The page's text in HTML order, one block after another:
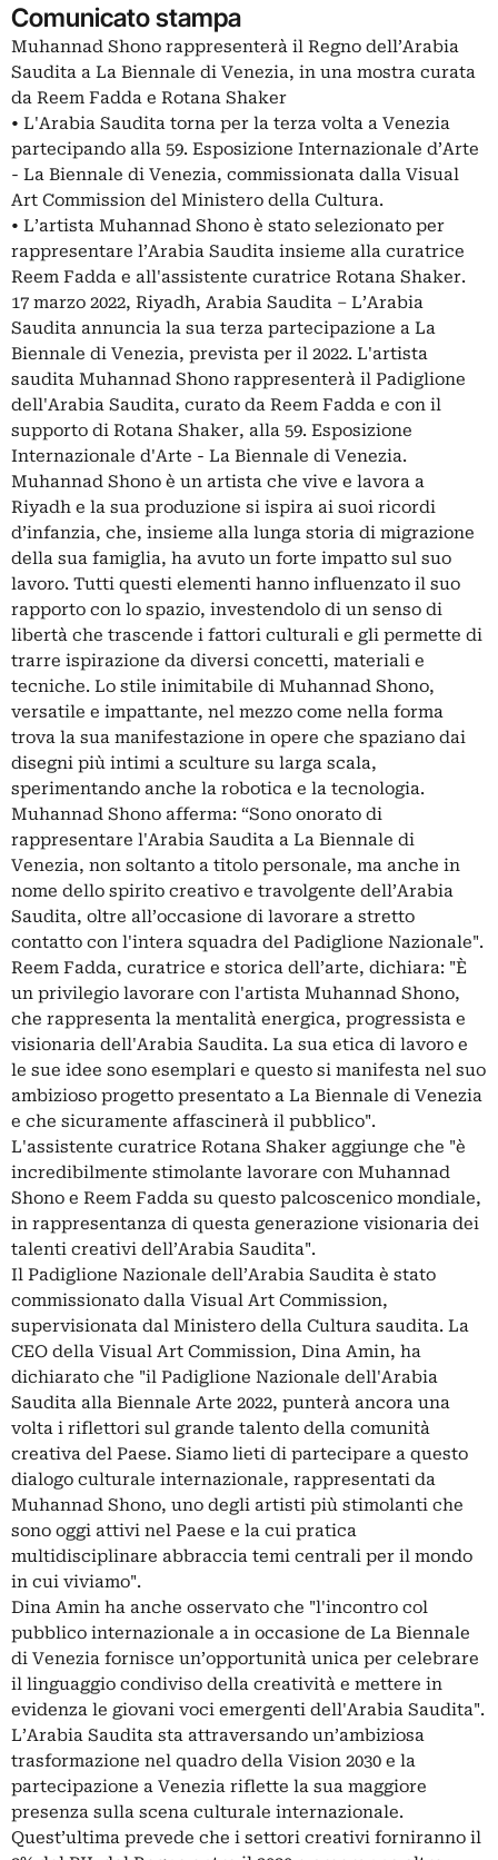
Comunicato stampa
Muhannad Shono rappresenterà il Regno dell’Arabia
Saudita a La Biennale di Venezia, in una mostra curata
da Reem Fadda e Rotana Shaker
• L'Arabia Saudita torna per la terza volta a Venezia
partecipando alla 59. Esposizione Internazionale d’Arte
- La Biennale di Venezia, commissionata dalla Visual
Art Commission del Ministero della Cultura.
• L’artista Muhannad Shono è stato selezionato per
rappresentare l’Arabia Saudita insieme alla curatrice
Reem Fadda e all'assistente curatrice Rotana Shaker.
17 marzo 2022, Riyadh, Arabia Saudita – L’Arabia
Saudita annuncia la sua terza partecipazione a La
Biennale di Venezia, prevista per il 2022. L'artista
saudita Muhannad Shono rappresenterà il Padiglione
dell'Arabia Saudita, curato da Reem Fadda e con il
supporto di Rotana Shaker, alla 59. Esposizione
Internazionale d'Arte - La Biennale di Venezia.
Muhannad Shono è un artista che vive e lavora a
Riyadh e la sua produzione si ispira ai suoi ricordi
d’infanzia, che, insieme alla lunga storia di migrazione
della sua famiglia, ha avuto un forte impatto sul suo
lavoro. Tutti questi elementi hanno influenzato il suo
rapporto con lo spazio, investendolo di un senso di
libertà che trascende i fattori culturali e gli permette di
trarre ispirazione da diversi concetti, materiali e
tecniche. Lo stile inimitabile di Muhannad Shono,
versatile e impattante, nel mezzo come nella forma
trova la sua manifestazione in opere che spaziano dai
disegni più intimi a sculture su larga scala,
sperimentando anche la robotica e la tecnologia.
Muhannad Shono afferma: “Sono onorato di
rappresentare l'Arabia Saudita a La Biennale di
Venezia, non soltanto a titolo personale, ma anche in
nome dello spirito creativo e travolgente dell’Arabia
Saudita, oltre all’occasione di lavorare a stretto
contatto con l'intera squadra del Padiglione Nazionale".
Reem Fadda, curatrice e storica dell’arte, dichiara: "È
un privilegio lavorare con l'artista Muhannad Shono,
che rappresenta la mentalità energica, progressista e
visionaria dell'Arabia Saudita. La sua etica di lavoro e
le sue idee sono esemplari e questo si manifesta nel suo
ambizioso progetto presentato a La Biennale di Venezia
e che sicuramente affascinerà il pubblico".
L'assistente curatrice Rotana Shaker aggiunge che "è
incredibilmente stimolante lavorare con Muhannad
Shono e Reem Fadda su questo palcoscenico mondiale,
in rappresentanza di questa generazione visionaria dei
talenti creativi dell’Arabia Saudita".
Il Padiglione Nazionale dell’Arabia Saudita è stato
commissionato dalla Visual Art Commission,
supervisionata dal Ministero della Cultura saudita. La
CEO della Visual Art Commission, Dina Amin, ha
dichiarato che "il Padiglione Nazionale dell'Arabia
Saudita alla Biennale Arte 2022, punterà ancora una
volta i riflettori sul grande talento della comunità
creativa del Paese. Siamo lieti di partecipare a questo
dialogo culturale internazionale, rappresentati da
Muhannad Shono, uno degli artisti più stimolanti che
sono oggi attivi nel Paese e la cui pratica
multidisciplinare abbraccia temi centrali per il mondo
in cui viviamo".
Dina Amin ha anche osservato che "l'incontro col
pubblico internazionale a in occasione de La Biennale
di Venezia fornisce un’opportunità unica per celebrare
il linguaggio condiviso della creatività e mettere in
evidenza le giovani voci emergenti dell'Arabia Saudita".
L’Arabia Saudita sta attraversando un’ambiziosa
trasformazione nel quadro della Vision 2030 e la
partecipazione a Venezia riflette la sua maggiore
presenza sulla scena culturale internazionale.
Quest’ultima prevede che i settori creativi forniranno il